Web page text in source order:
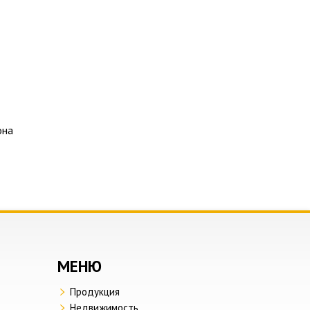
МЕНЮ
Продукция